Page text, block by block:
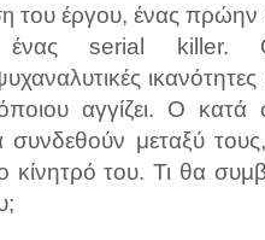
του έργου, ένας πρώην
ένας serial killer. Ο
αγγίζει. Ο
μεταξύ
κίνητρό του. Τι θα